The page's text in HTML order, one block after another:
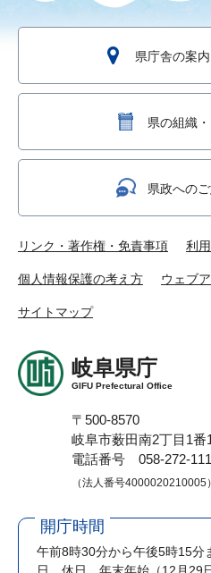
県庁舎の案
県の組織
県政への
リンク・著作権・免責事項 利
個人情報保護の考え方 ウェブ
サイトマップ
岐阜県庁
GIFU Prefectural Office
〒500-8570
岐阜市薮田南2丁目1番
電話番号 058-272-
（法人番号4000020210005）
開庁時間
午前8時30分から午後5時15分